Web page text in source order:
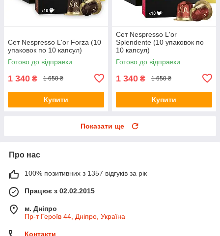
Сет Nespresso L'or Forza (10
упаковок по 10 капсул)
Готово до відправки
1 340 ₴ 1 650 ₴
Купити
Сет Nespresso L'or
Splendente (10 упаковок по
10 капсул)
Готово до відправки
1 340 ₴ 1 650 ₴
Купити
Показати ще
Про нас
100% позитивних з 1357 відгуків за рік
Працює з 02.02.2015
м. Дніпро
Пр-т Героїв 44, Дніпро, Україна
Контакти